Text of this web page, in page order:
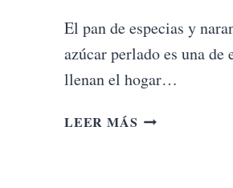
El pan de especias y
azúcar perlado es una de
llenan el hogar…
LEER MÁS PAN